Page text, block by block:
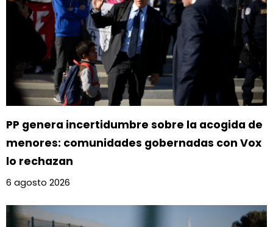
PP genera incertidumbre sobre la acogida de
menores: comunidades gobernadas con Vox
lo rechazan
6 agosto 2026